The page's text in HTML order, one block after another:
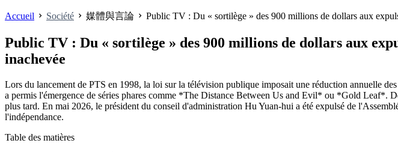
Accueil Société 媒體與言論 Public TV : Du « sortilège » des 900 millions de dollars aux
Public TV : Du « sortilège » des 900 millions de dollars aux
inachevée
Lors du lancement de PTS en 1998, la loi sur la télévision publique imposait une réduction annuelle
a permis l'émergence de séries phares comme *The Distance Between Us and Evil* ou *Gold Leaf*.
plus tard. En mai 2026, le président du conseil d'administration Hu Yuan-hui a été expulsé de
l'indépendance.
Table des matières